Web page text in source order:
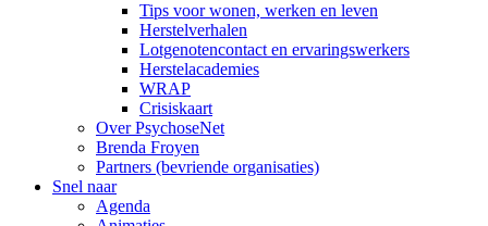
Tips voor wonen, werken en leven
Herstelverhalen
Lotgenotencontact en ervaringswerkers
Herstelacademies
WRAP
Crisiskaart
Over PsychoseNet
Brenda Froyen
Partners (bevriende organisaties)
Snel naar
Agenda